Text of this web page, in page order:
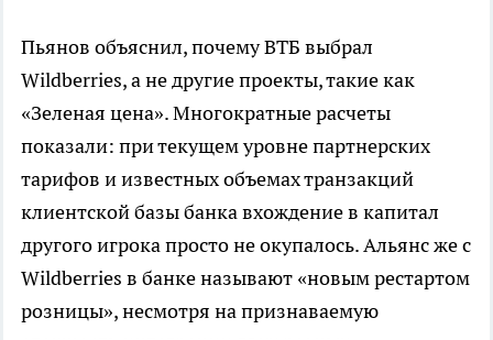
Пьянов объяснил, почему ВТБ выбрал
Wildberries, а не другие проекты, такие как
«Зеленая цена». Многократные расчеты
показали: при текущем уровне партнерских
тарифов и известных объемах транзакций
клиентской базы банка вхождение в капитал
другого игрока просто не окупалось. Альянс же с
Wildberries в банке называют «новым рестартом
розницы», несмотря на признаваемую